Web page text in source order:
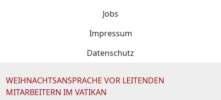
Jobs
Impressum
Datenschutz
WEIHNACHTSANSPRACHE VOR LEITENDEN
MITARBEITERN IM VATIKAN